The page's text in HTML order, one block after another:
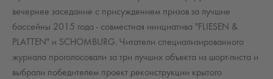
вечернее заседание с присуждением призов за лучшие
бассейны 2015 года - совместная инициатива "FLIESEN &
PLATTEN" и SCHOMBURG. Читатели специализированного
журнала проголосовали за три лучших объекта из шорт-листа и
выбрали победителем проект реконструкции крытого